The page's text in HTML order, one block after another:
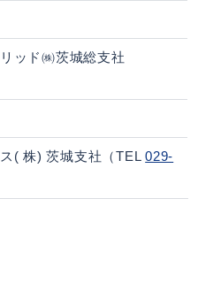
ッド㈱茨城総支社
( 株) 茨城支社（TEL029-